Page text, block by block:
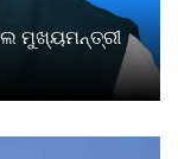
ମୁଖ୍ୟମନ୍ତ୍ରୀ